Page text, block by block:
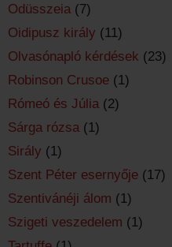
Odüsszeia (7)
Oidipusz király (11)
Olvasónapló kérdések (23)
Robinson Crusoe (1)
Rómeó és Júlia (2)
Sárga rózsa (1)
Sirály (1)
Szent Péter esernyője (17)
Szentivánéji álom (1)
Szigeti veszedelem (1)